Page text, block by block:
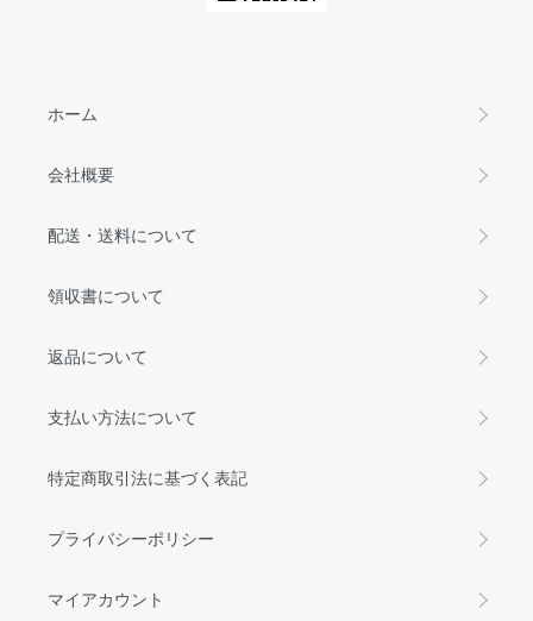
ホーム
会社概要
配送・送料について
領収書について
返品について
支払い方法について
特定商取引法に基づく表記
プライバシーポリシー
マイアカウント